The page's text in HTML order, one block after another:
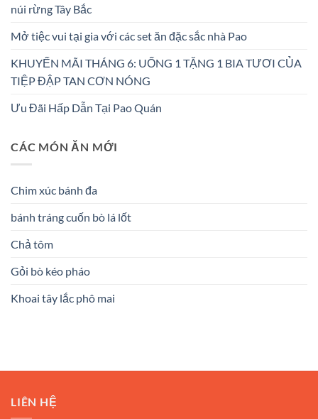
núi rừng Tây Bắc
Mở tiệc vui tại gia với các set ăn đặc sắc nhà Pao
KHUYẾN MÃI THÁNG 6: UỐNG 1 TẶNG 1 BIA TƯƠI CỦA
TIỆP ĐẬP TAN CƠN NÓNG
Ưu Đãi Hấp Dẫn Tại Pao Quán
CÁC MÓN ĂN MỚI
Chim xúc bánh đa
bánh tráng cuốn bò lá lốt
Chả tôm
Gỏi bò kéo pháo
Khoai tây lắc phô mai
LIÊN HỆ